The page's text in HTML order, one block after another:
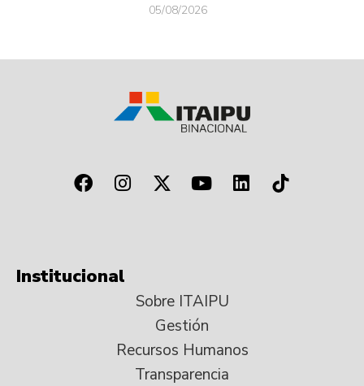
05/08/2026
Institucional
Sobre ITAIPU
Gestión
Recursos Humanos
Transparencia